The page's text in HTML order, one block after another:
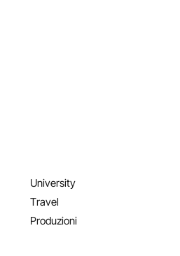
University
Travel
Produzioni